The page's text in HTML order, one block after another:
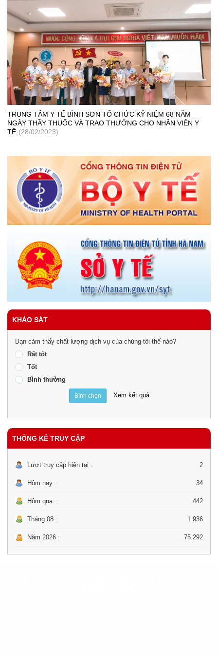
TRUNG TÂM Y TẾ BÌNH SƠN TỔ CHỨC KỶ NIỆM 68 NĂM
NGÀY THẦY THUỐC VÀ TRAO THƯỞNG CHO NHÂN VIÊN Y
TẾ (28/02/2023)
KHẢO SÁT
Bạn cảm thấy chất lượng dịch vụ của chúng tôi thế nào?
Rất tốt
Tốt
Bình thường
Bình chọn Xem kết quả
THỐNG KÊ TRUY CẬP
Lượt truy cập hiện tại : 2
Hôm nay : 34
Hôm qua : 442
Tháng 08 : 1.936
Năm 2026 : 75.292